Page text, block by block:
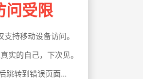
受限
持移动设备访问。
实的自己，下次见。
跳转到错误页面...